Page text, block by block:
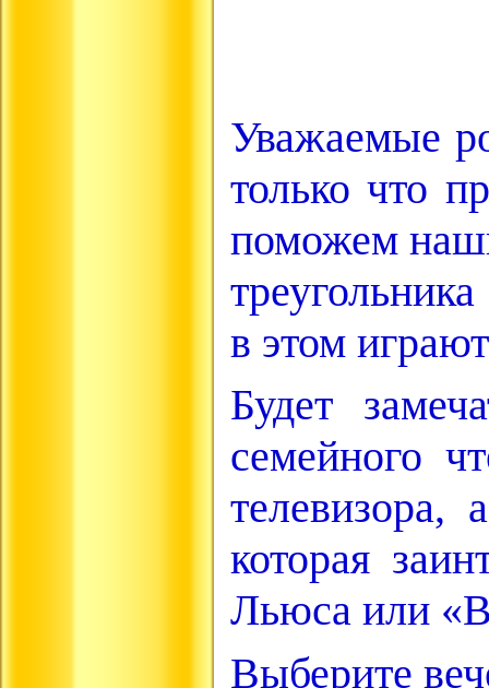
Уважаемые
только что
поможем
в этом
Будет
семейного
телевизора,
которая
Льюса или
Выберите